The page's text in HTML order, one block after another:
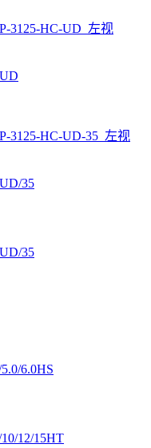
35
35
6.0HS
12/15HT